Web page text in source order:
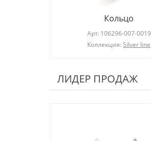
Кольцо
Арт. 106296-007-0019
Коллекция:Silver line
ЛИДЕР ПРОДАЖ